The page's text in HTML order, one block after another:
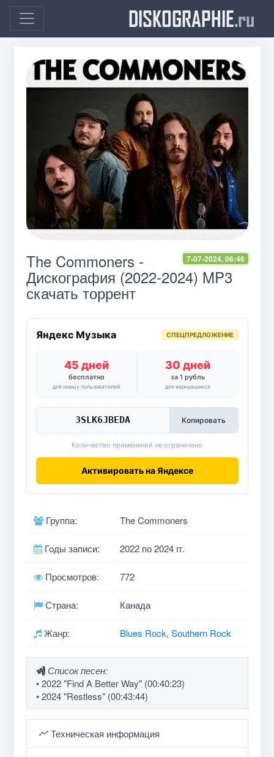
DISKOGRAPHIE.ru
7-07-2024, 06:46
The Commoners -
Дискография (2022-2024) MP3
скачать торрент
Яндекс Музыка СПЕЦПРЕДЛОЖЕНИЕ
45 дней
бесплатно
для новых пользователей
30 дней
за 1 рубль
для вернувшихся
3SLK6JBEDA Копировать
Количество применений не ограничено
Активировать на Яндексе
Группа: The Commoners
Годы записи: 2022 по 2024 гг.
Просмотров: 772
Страна: Канада
Жанр: Blues Rock, Southern Rock
Список песен:
• 2022 "Find A Better Way" (00:40:23)
• 2024 "Restless" (00:43:44)
Техническая информация